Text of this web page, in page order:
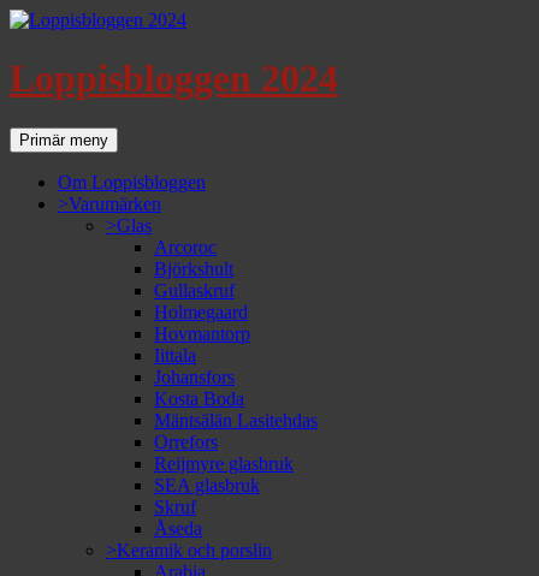
Loppisbloggen 2024
SökPrimär meny
till
innehåll
Om Loppisbloggen
>Varumärken
>Glas
Arcoroc
Björkshult
Gullaskruf
Holmegaard
Hovmantorp
Iittala
Johansfors
Kosta Boda
Mäntsälän Lasitehdas
Orrefors
Reijmyre glasbruk
SEA glasbruk
Skruf
Åseda
>Keramik och porslin
Arabia